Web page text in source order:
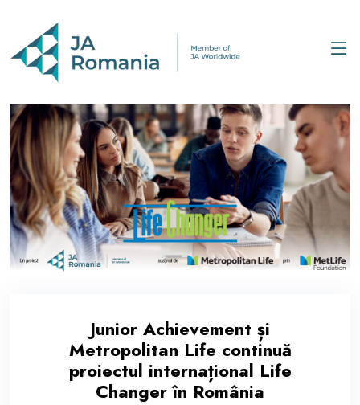
Junior Achievement și
Metropolitan Life continuă
proiectul internațional Life
Changer în România